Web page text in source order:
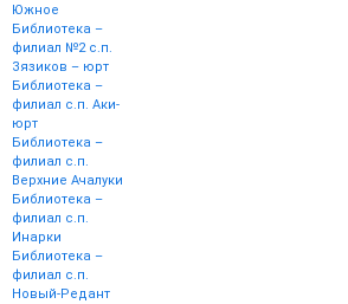
Южное
Библиотека –
филиал №2 с.п.
Зязиков – юрт
Библиотека –
филиал с.п. Аки-
юрт
Библиотека –
филиал с.п.
Верхние Ачалуки
Библиотека –
филиал с.п.
Инарки
Библиотека –
филиал с.п.
Новый-Редант